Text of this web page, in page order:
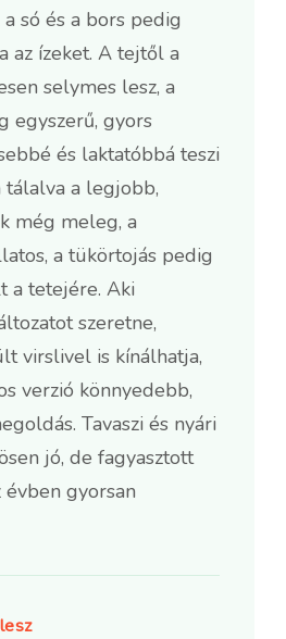
só és a bors pedig
az ízeket. A tejtől a
selymes lesz, a
egyszerű, gyors
és laktatóbbá teszi
tálalva a legjobb,
még meleg, a
a tükörtojás pedig
a tetejére. Aki
szeretne,
virslivel is kínálhatja,
verzió könnyedebb,
Tavaszi és nyári
jó, de fagyasztott
gyorsan